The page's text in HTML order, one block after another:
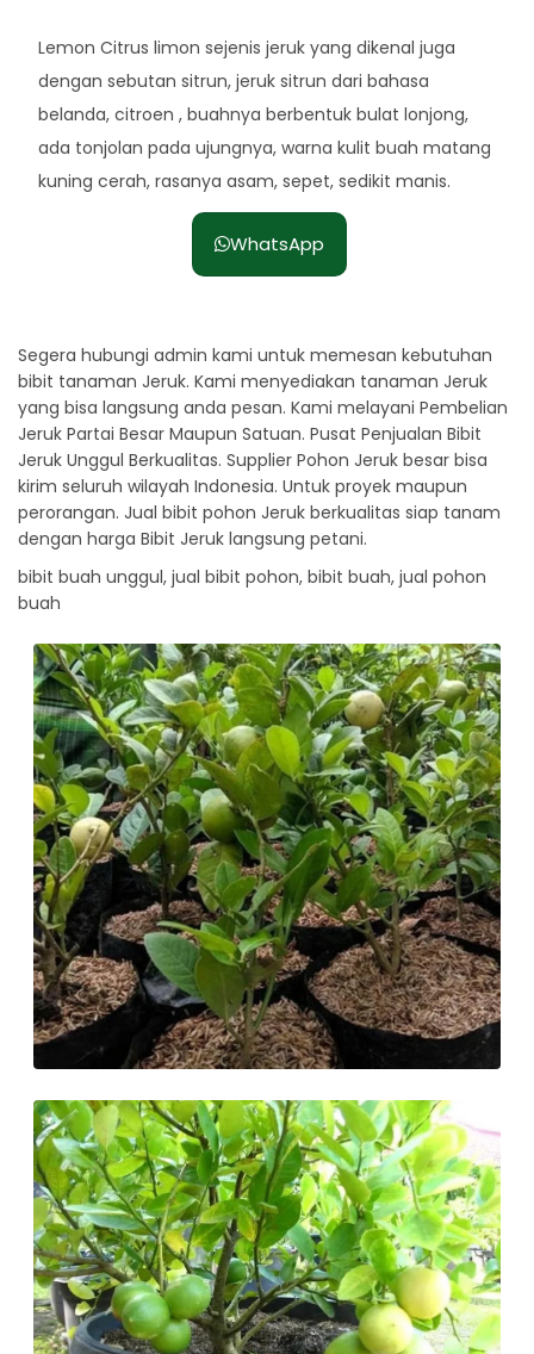
Lemon Citrus limon sejenis jeruk yang dikenal juga
dengan sebutan sitrun, jeruk sitrun dari bahasa
belanda, citroen , buahnya berbentuk bulat lonjong,
ada tonjolan pada ujungnya, warna kulit buah matang
kuning cerah, rasanya asam, sepet, sedikit manis.
WhatsApp
Segera hubungi admin kami untuk memesan kebutuhan
bibit tanaman Jeruk. Kami menyediakan tanaman Jeruk
yang bisa langsung anda pesan. Kami melayani Pembelian
Jeruk Partai Besar Maupun Satuan. Pusat Penjualan Bibit
Jeruk Unggul Berkualitas. Supplier Pohon Jeruk besar bisa
kirim seluruh wilayah Indonesia. Untuk proyek maupun
perorangan. Jual bibit pohon Jeruk berkualitas siap tanam
dengan harga Bibit Jeruk langsung petani.
bibit buah unggul, jual bibit pohon, bibit buah, jual pohon
buah